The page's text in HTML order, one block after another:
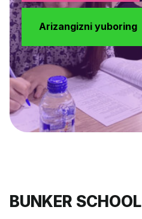
Arizangizni yuboring
BUNKER SCHOOL